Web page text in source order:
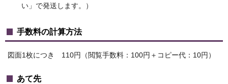
い」で発送します。）
手数料の計算方法
図面1枚につき 110円（閲覧手数料：100円＋コピー代：10円）
あて先